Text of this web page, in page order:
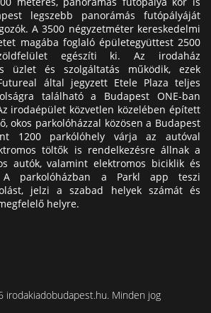
legszebb panorámás futópályáját
A 3500 négyzetméter kereskedelmi
magába foglaló épületegyüttest 2500
egészíti ki. Az irodaház
üzlet és szolgáltatás működik, ezek
által jegyzett Etele Plaza teljes
található a Budapest ONE-ban
irodaépület közvetlen közelében épített
okos parkolóházzal közösen a Budapest
1200 parkólóhely várja az autóval
töltők is rendelkezésre állnak a
autók, valamint elektromos biciklik és
A parkolóházban a Parkl app teszi
jelzi a szabad helyek számát és
helyre.
irodakiadobudapest.hu. Minden jog